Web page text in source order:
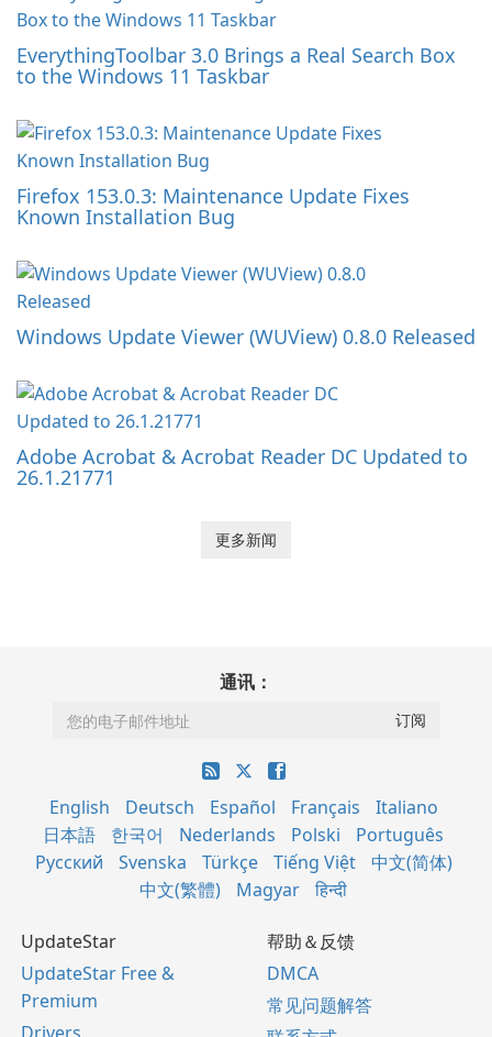
EverythingToolbar 3.0 Brings a Real Search Box
to the Windows 11 Taskbar
Firefox 153.0.3: Maintenance Update Fixes
Known Installation Bug
Windows Update Viewer (WUView) 0.8.0 Released
Adobe Acrobat & Acrobat Reader DC Updated to
26.1.21771
更多新闻
通讯：
English Deutsch Español Français
Italiano
日本語
한국어 Nederlands Polski
Português
Русский
Svenska Türkçe Tiếng Việt
中文(简体)
中文(繁體)
Magyar हिन्दी
UpdateStar
UpdateStar Free &
Premium
帮助＆反馈
DMCA
常见问题解答